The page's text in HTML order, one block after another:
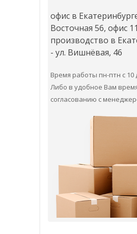
офис в
Восточная 56, офис
производство в
- ул. Вишнёвая, 46
Время работы пн-птн с 10
Либо в удобное Вам
согласованию с